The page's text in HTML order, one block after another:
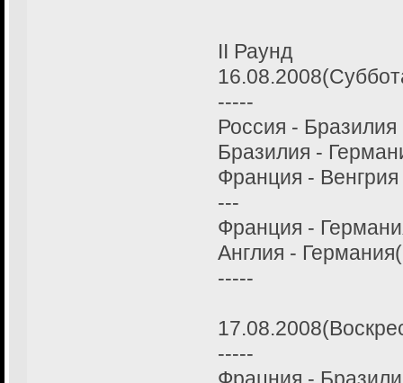
II Раунд
-----
Россия - Бразилия
Бразилия -
Франция - Венгрия
---
Франция -
Англия -
-----
-----
Фрацния -